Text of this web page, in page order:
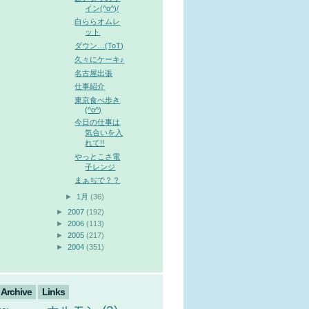
イン(^o^)/
白ららオムレ
ット
ダウン…(ToT)
久々にケーキ♪
名古屋出張
仕事紹介
東京食べ歩き
(^o^)
今日の仕事は
気合いを入
れて!!
やっとこさ電
子レンジ
まぁぢで？？
► 1月 (36)
► 2007 (192)
► 2006 (113)
► 2005 (217)
► 2004 (351)
Archive
Links